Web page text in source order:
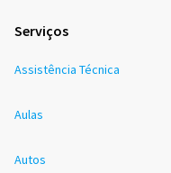
Serviços
Assistência Técnica
Aulas
Autos